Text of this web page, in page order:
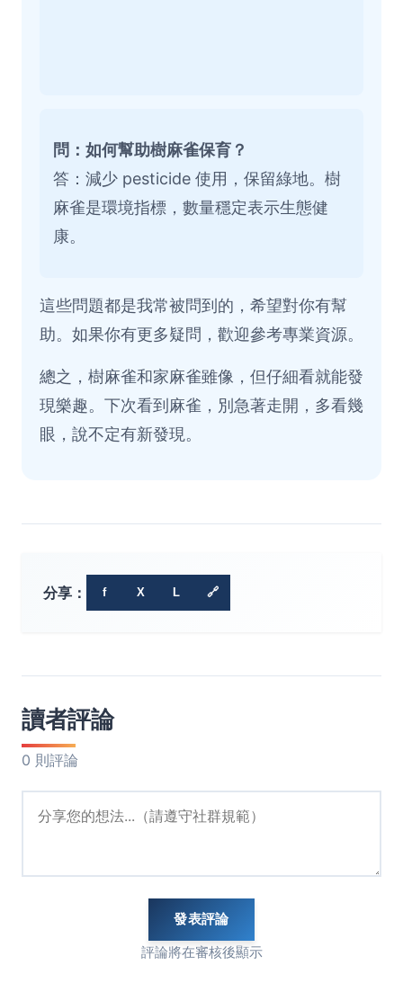
問：如何幫助樹麻雀保育？
答：減少 pesticide 使用，保留綠地。樹
麻雀是環境指標，數量穩定表示生態健
康。
這些問題都是我常被問到的，希望對你有幫
助。如果你有更多疑問，歡迎參考專業資源。
總之，樹麻雀和家麻雀雖像，但仔細看就能發
現樂趣。下次看到麻雀，別急著走開，多看幾
眼，說不定有新發現。
分享： f X L 🔗
讀者評論
0 則評論
發表評論
評論將在審核後顯示